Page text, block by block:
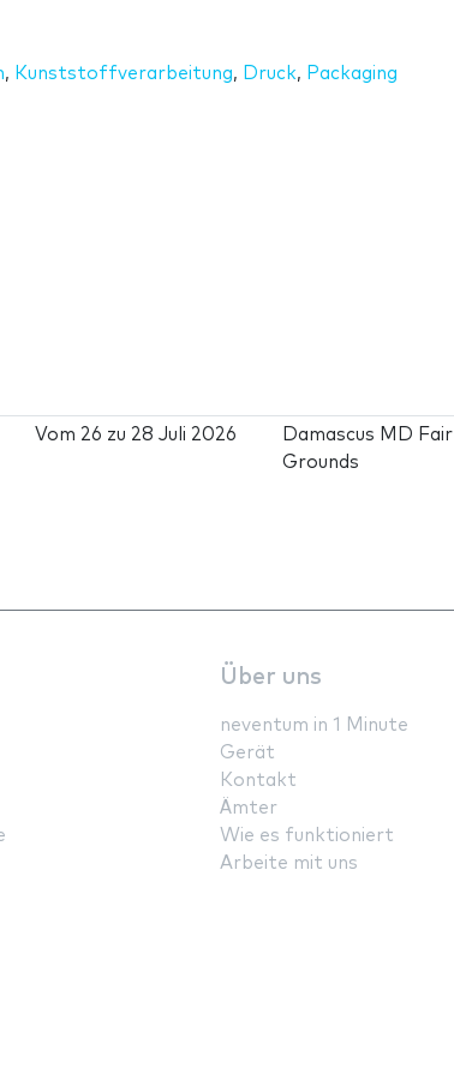
, Kunststoffverarbeitung, Druck, Packaging
Vom 26 zu 28 Juli 2026
Damascus MD Fair
Grounds
Über uns
neventum in 1 Minute
Gerät
Kontakt
Ämter
Wie es funktioniert
Arbeite mit uns